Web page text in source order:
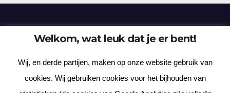
Frenzy Plantation
Korte verhalen, kortere gedichten, lange gedachten
Welkom, wat leuk dat je er bent!
Wij, en derde partijen, maken op onze website gebruik van
cookies. Wij gebruiken cookies voor het bijhouden van